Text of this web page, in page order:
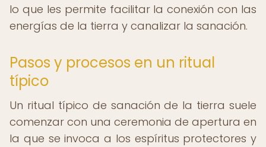
lo que les permite facilitar la conexión con las
energías de la tierra y canalizar la sanación.
Pasos y procesos en un ritual
típico
Un ritual típico de sanación de la tierra suele
comenzar con una ceremonia de apertura en
la que se invoca a los espíritus protectores y